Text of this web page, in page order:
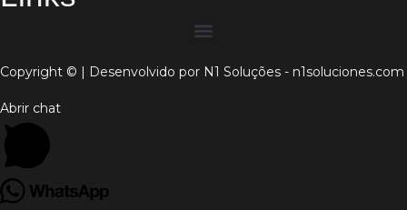
Copyright © | Desenvolvido por N1 Soluções - n1soluciones.com
Abrir chat